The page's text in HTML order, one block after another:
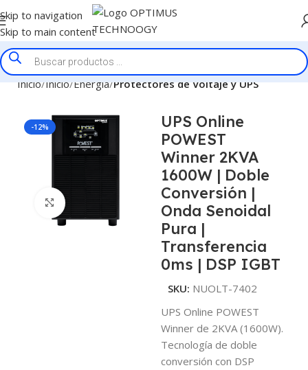
Skip to navigation
Skip to main content
Inicio Inicio Energía Protectores de Voltaje y UPS
-12%
Click to enlarge
UPS Online
POWEST
Winner 2KVA
1600W | Doble
Conversión |
Onda Senoidal
Pura |
Transferencia
0ms | DSP IGBT
SKU: NUOLT-7402
UPS Online POWEST
Winner de 2KVA (1600W).
Tecnología de doble
conversión con DSP